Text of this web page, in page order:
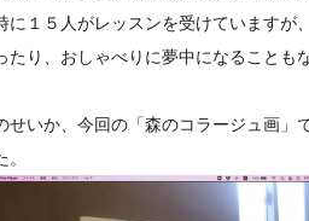
に１５人がレッスンを受けていますが
たり、おしゃべりに夢中になることも
せいか、今回の「森のコラージュ画」
。